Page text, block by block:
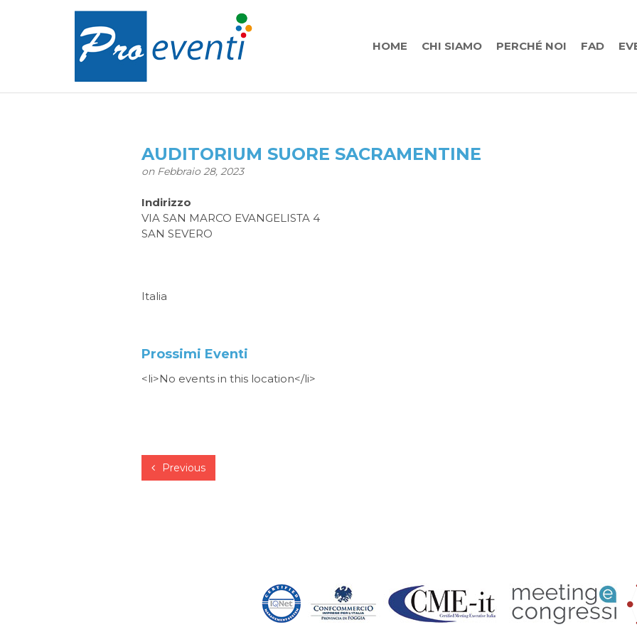
HOME CHI SIAMO PERCHÉ NOI FAD
AUDITORIUM SUORE SACRAMENTINE
on Febbraio 28, 2023
Indirizzo
VIA SAN MARCO EVANGELISTA 4
SAN SEVERO
Italia
Prossimi Eventi
<li>No events in this location</li>
Previous